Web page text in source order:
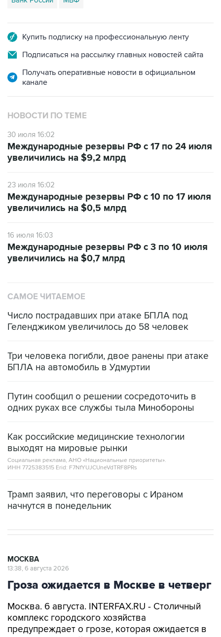
Купить подписку на профессиональную ленту
Подписаться на рассылку главных новостей сайта
Получать оперативные новости в официальном
канале
НОВОСТИ ПО ТЕМЕ
30 июля 16:02
Международные резервы РФ с 17 по 24 июля
увеличились на $9,2 млрд
23 июля 16:02
Международные резервы РФ с 10 по 17 июля
увеличились на $0,5 млрд
16 июля 16:03
Международные резервы РФ с 3 по 10 июля
увеличились на $0,7 млрд
САМОЕ ЧИТАЕМОЕ
Число пострадавших при атаке БПЛА под
Геленджиком увеличилось до 58 человек
Три человека погибли, двое ранены при атаке
БПЛА на автомобиль в Удмуртии
Путин сообщил о решении сосредоточить в
одних руках все службы тыла Минобороны
Как российские медицинские технологии
выходят на мировые рынки
Социальная реклама, АНО «Национальные приоритеты».
ИНН 7725383515 Erid: F7NfYUJCUneVdTRF8PRs
Трамп заявил, что переговоры с Ираном
начнутся в понедельник
МОСКВА
13:38, 6 августа 2026
Гроза ожидается в Москве в четверг
Москва. 6 августа. INTERFAX.RU - Столичный
комплекс городского хозяйства
предупреждает о грозе, которая ожидается в